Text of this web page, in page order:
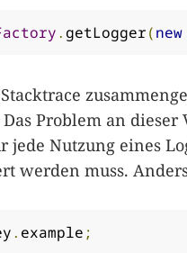
. getLogger(new
Problem an
jede Nutzung eines
werden muss.
. example ;